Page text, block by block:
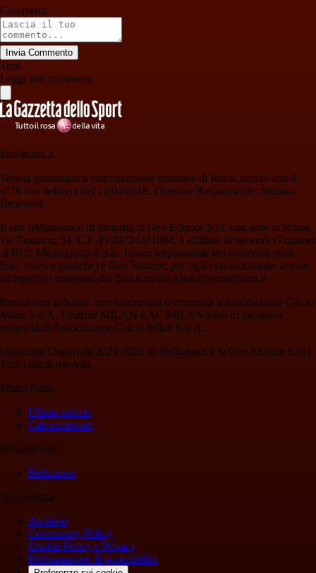
Commenti
Invia Commento
Tutti
Leggi altri commenti
Ilmilanista.it
Testata giornalistica autorizzazione tribunale di Roma iscritta con il
n°78 con delibera del 12/04/2018. Direttore Responsabile: Stefano
Benedetti
Il sito IlMilanista.it di titolarità di Geo Editrice S.r.l. con sede in Roma,
via Bomarzo 34, C.F./PI 09724341004, è affiliato al network Gazzanet
di RCS Mediagroup S.p.a.. Unico responsabile dei contenuti (testi,
foto, video e grafiche) è Geo Editrice; per ogni comunicazione avente
ad oggetto i contenuti del Sito scrivere a info@geoeditrice.it
Pagina non ufficiale, non autorizzata o connessa a Associazione Calcio
Milan S.p.A. I marchi MILAN e AC MILAN sono di esclusiva
proprietà di Associazione Calcio Milan S.p.A..
Copyright Copyright 2021-2026 © IlMilanista.it & Geo Editrice S.r.l |
Tutti i diritti riservati.
Primo Piano
Ultime notizie
Calciomercato
Informazioni
Redazione
Trasparenza
Archivio
Community Policy
Cookie Policy e Privacy
Dichiarazione di accessibilità